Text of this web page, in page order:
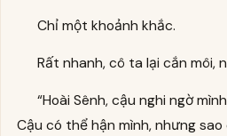
Chỉ một khoảnh khắc.
Rất nhanh, cô ta lại cắn môi,
“Hoài Sênh, cậu nghi ngờ
Cậu có thể hận mình, nhưng